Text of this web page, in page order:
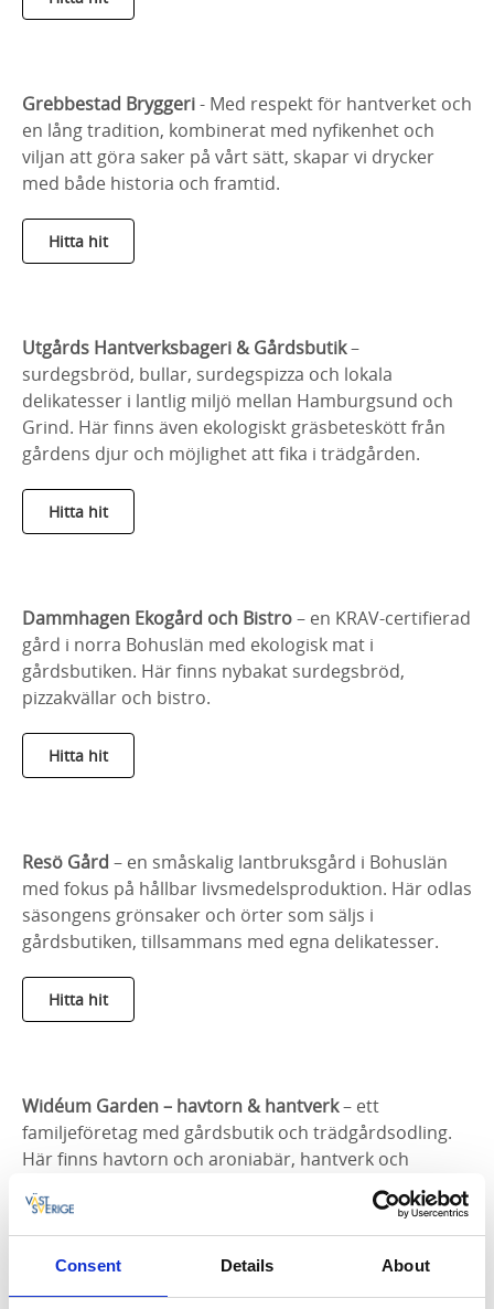
Consent Details About
Grebbestad Bryggeri- Med respekt för hantverket och
en lång tradition, kombinerat med nyfikenhet och
viljan att göra saker på vårt sätt, skapar vi drycker
med både historia och framtid.
Hitta hit
Utgårds Hantverksbageri & Gårdsbutik–
surdegsbröd, bullar, surdegspizza och lokala
delikatesser i lantlig miljö mellan Hamburgsund och
Grind. Här finns även ekologiskt gräsbeteskött från
gårdens djur och möjlighet att fika i trädgården.
Hitta hit
Dammhagen Ekogård och Bistro– en KRAV‑certifierad
gård i norra Bohuslän med ekologisk mat i
gårdsbutiken. Här finns nybakat surdegsbröd,
pizzakvällar och bistro.
Hitta hit
Resö Gård – en småskalig lantbruksgård i Bohuslän
med fokus på hållbar livsmedelsproduktion. Här odlas
säsongens grönsaker och örter som säljs i
gårdsbutiken, tillsammans med egna delikatesser.
Hitta hit
Widéum Garden – havtorn & hantverk– ett
familjeföretag med gårdsbutik och trädgårdsodling.
Här finns havtorn och aroniabär, hantverk och
produkter under varumärket Nordic Crown med
drycker och delikatesser.
Hitta hit